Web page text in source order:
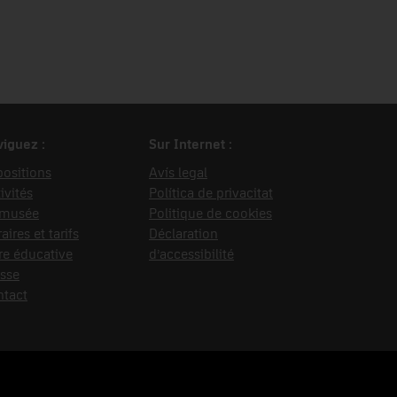
:
et tarifs
éducative
Sur Internet :
Avís legal
Política de privacitat
Politique de cookies
Déclaration
d’accessibilité